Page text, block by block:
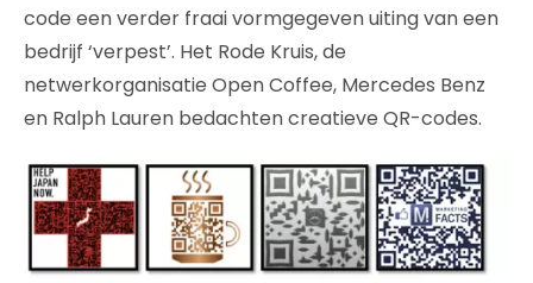
code een verder fraai vormgegeven uiting van een
bedrijf ‘verpest’. Het Rode Kruis, de
netwerkorganisatie Open Coffee, Mercedes Benz
en Ralph Lauren bedachten creatieve QR-codes.